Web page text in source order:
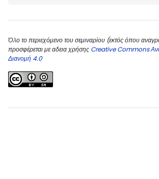
Όλο το περιεχόμενο του σεμιναρίου (εκτός όπου
προσφέρεται με αδεια χρήσης Creative Commons
Διανομή 4.0